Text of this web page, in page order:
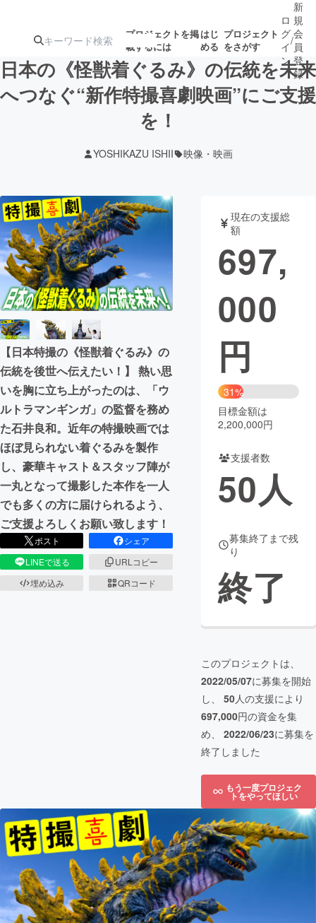
プロジェクトを掲
載するには
はじ
める
プロジェクト
をさがす
注目の新着プロ
テクノロジー・ガジェット
映像・映画 書籍・雑誌
ビジネス・起業 チャレンジ
まちづくり・地域活性化
CAMPFIRE for Social Good
CAMPFIRE Creation
CAMPFIREふるさと納税machi-ya コミュニティ
ロ
グ
イ
ン
/
新
規
会
員
登
録
日本の《怪獣着ぐるみ》の伝統を未来
へつなぐ“新作特撮喜劇映画”にご支援
を！
YOSHIKAZU ISHII 映像・映画
【日本特撮の《怪獣着ぐるみ》の
伝統を後世へ伝えたい！】 熱い思
いを胸に立ち上がったのは、「ウ
ルトラマンギンガ」の監督を務め
た石井良和。近年の特撮映画では
ほぼ見られない着ぐるみを製作
し、豪華キャスト＆スタッフ陣が
一丸となって撮影した本作を一人
でも多くの方に届けられるよう、
ご支援よろしくお願い致します！
ポスト
シェア
LINEで送る
URLコピー
埋め込み
QRコード
現在の支援総
額
697,
000
円
31%
目標金額は
2,200,000円
支援者数
50人
募集終了まで残
り
終了
このプロジェクトは、
2022/05/07に募集を開始
し、 50人の支援により
697,000円の資金を集
め、 2022/06/23に募集を
終了しました
もう一度プロジェク
トをやってほしい